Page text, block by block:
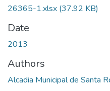
26365-1.xlsx (37.92 KB)
Date
2013
Authors
Alcadia Municipal de Santa